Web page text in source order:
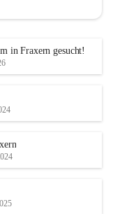
in Fraxern gesucht!